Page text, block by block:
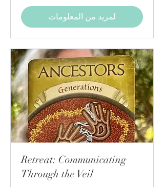
لمزيد من المعلومات
Retreat: Communicating
Through the Veil